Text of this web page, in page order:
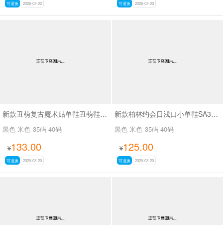
可退换 2026-03-22 可退换 2026-03-20
新款丑萌复古魔术贴单鞋丑萌鞋SA111
黑色 米色 35码-40码
¥133.00
可退换 2026-03-20
新款柏林约会日浅口小单鞋SA33007
黑色 米色 35码-40码
¥125.00
可退换 2026-03-20